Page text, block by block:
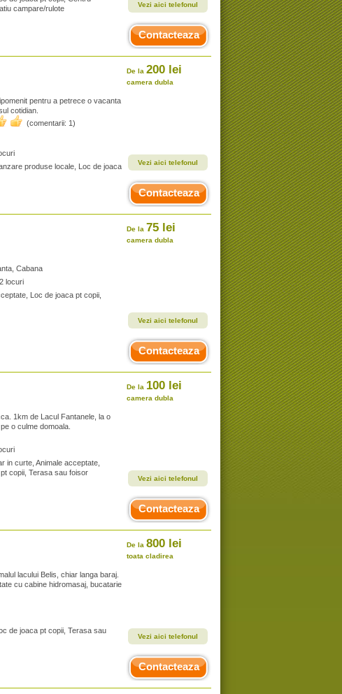
campare/rulote
Vezi aici telefonul
Contacteaza
pentru a petrece o vacanta
cotidian.
(comentarii: 1)
produse locale, Loc de joaca
De la 200 lei
camera dubla
Vezi aici telefonul
Contacteaza
Cabana
locuri
Loc de joaca pt copii,
De la 75 lei
camera dubla
Vezi aici telefonul
Contacteaza
1km de Lacul Fantanele, la o
o culme domoala.
in curte, Animale acceptate,
copii, Terasa sau foisor
De la 100 lei
camera dubla
Vezi aici telefonul
Contacteaza
lacului Belis, chiar langa baraj.
cu cabine hidromasaj, bucatarie
de joaca pt copii, Terasa sau
De la 800 lei
toata cladirea
Vezi aici telefonul
Contacteaza